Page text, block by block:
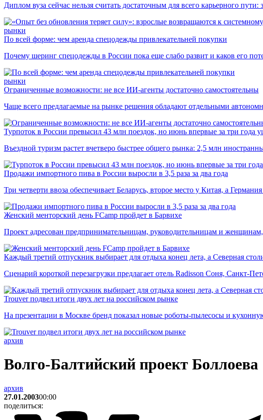
Диплом вуза сейчас нельзя считать достаточным для всего карьерного
рынки
По всей форме: чем аренда спецодежды привлекательней покупки
Почему шеринг спецодежды в России пока еще слабо развит и каков его
рынки
Ограниченные возможности: не все ИИ-агенты достаточно самостоятельны
Чаще всего предлагаемые на рынке решения обладают отдельными
Турпоток в России превысил 43 млн поездок, но июнь впервые за три года
Въездной туризм растет вчетверо быстрее общего рынка: 2,5 млн
Продажи импортного пива в России выросли в 3,5 раза за два года
Три четверти ввоза обеспечивает Беларусь, второе место у Китая, а
Женский менторский день FCamp пройдет в Барвихе
Проект адресован предпринимательницам, руководительницам и
Каждый третий отпускник выбирает для отдыха конец лета, а Северная
Сценарий короткой перезагрузки предлагает отель Radisson Соня, Санкт-
Trouver подвел итоги двух лет на российском рынке
На презентации в Москве бренд показал новые роботы-пылесосы и
архив
Волго-Балтийский проект Боллоева
архив
27.01.200300:00
поделиться: